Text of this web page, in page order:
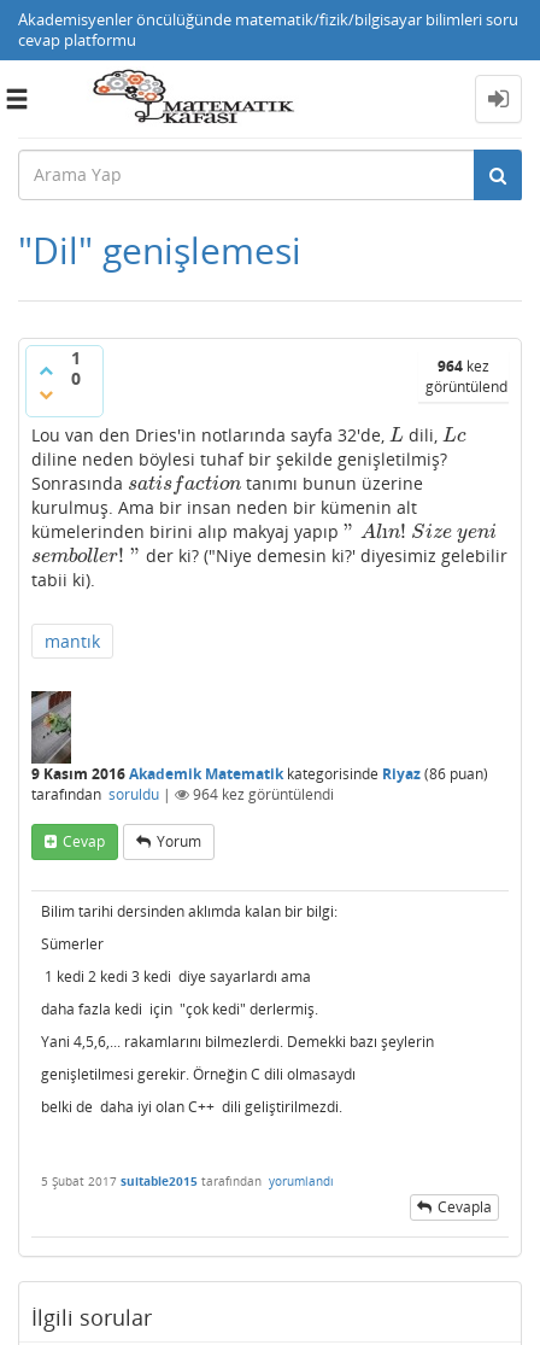
Akademisyenler öncülüğünde matematik/fizik/bilgisayar bilimleri soru
cevap platformu
Toggle
"Dil" genişlemesi
1
0
964 kez
görüntülendi
Lou van den Dries'in notlarında sayfa 32'de, L
L dili,Lc
Lc
diline neden böylesi tuhaf bir şekilde genişletilmiş?
Sonrasında satisfaction
satisfaction
tanımı bunun üzerine
kurulmuş. Ama bir insan neden bir kümenin alt
kümelerinden birini alıp makyaj yapıp " Alın!
"Alın! Size
Size yeni
yeni
semboller! "
semboller!"
der ki? ("Niye demesin ki?' diyesimiz gelebilir
tabii ki).
mantık
9 Kasım 2016Akademik Matematikkategorisinde Riyaz(86 puan)
tarafından soruldu | 964 kez görüntülendi
Cevap Yorum
Bilim tarihi dersinden aklımda kalan bir bilgi:
Sümerler
1 kedi 2 kedi 3 kedi diye sayarlardı ama
daha fazla kedi için "çok kedi" derlermiş.
Yani 4,5,6,... rakamlarını bilmezlerdi. Demekki bazı şeylerin
genişletilmesi gerekir. Örneğin C dili olmasaydı
belki de daha iyi olan C++ dili geliştirilmezdi.
5 Şubat 2017 suitable2015 tarafından yorumlandı
Cevapla
İlgili sorular